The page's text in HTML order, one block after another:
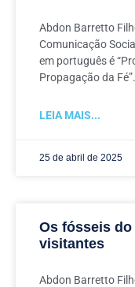
Abdon Barretto
Comunicação
em português é
Propagação da
LEIA MAIS...
25 de abril de 2025
Os fósseis
visitantes
Abdon Barretto